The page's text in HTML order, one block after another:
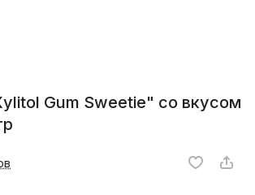
Gum Sweetie" со вкусом